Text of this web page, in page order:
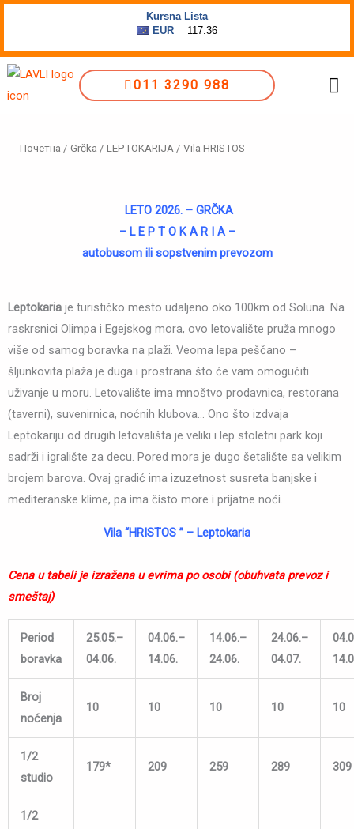
садржај
011 3290 988
Почетна / Grčka / LEPTOKARIJA / Vila HRISTOS
LETO 2026. – GRČKA
– L E P T O K A R I A –
autobusom ili sopstvenim prevozom
Leptokaria je turističko mesto udaljeno oko 100km od Soluna. Na
raskrsnici Olimpa i Egejskog mora, ovo letovalište pruža mnogo
više od samog boravka na plaži. Veoma lepa peščano –
šljunkovita plaža je duga i prostrana što će vam omogućiti
uživanje u moru. Letovalište ima mnoštvo prodavnica, restorana
(taverni), suvenirnica, noćnih klubova… Ono što izdvaja
Leptokariju od drugih letovališta je veliki i lep stoletni park koji
sadrži i igralište za decu. Pored mora je dugo šetalište sa velikim
brojem barova. Ovaj gradić ima izuzetnost susreta banjske i
mediteranske klime, pa ima čisto more i prijatne noći.
Vila “HRISTOS ” – Leptokaria
Cena u tabeli je izražena u evrima po osobi (obuhvata prevoz i
smeštaj)
Period
boravka
25.05.–
04.06.
04.06.–
14.06.
14.06.–
24.06.
24.06.–
04.07.
Broj
noćenja
10 10 10 10 10
1/2
studio
179* 209 259 289 309
1/2